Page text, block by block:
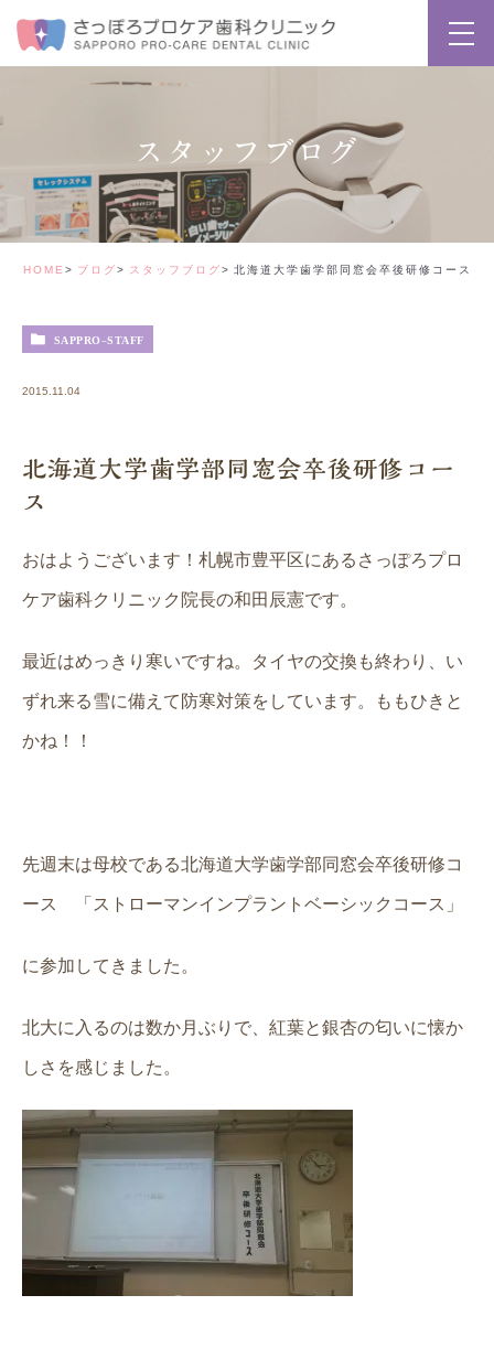
スタッフブログ
HOME ブログ スタッフブログ 北海道大学歯学部同窓会卒後研修コース
SAPPRO-STAFF
2015.11.04
北海道大学歯学部同窓会卒後研修コー
ス
おはようございます！札幌市豊平区にあるさっぽろプロ
ケア歯科クリニック院長の和田辰憲です。
最近はめっきり寒いですね。タイヤの交換も終わり、い
ずれ来る雪に備えて防寒対策をしています。ももひきと
かね！！
先週末は母校である北海道大学歯学部同窓会卒後研修コ
ース 「ストローマンインプラントベーシックコース」
に参加してきました。
北大に入るのは数か月ぶりで、紅葉と銀杏の匂いに懐か
しさを感じました。